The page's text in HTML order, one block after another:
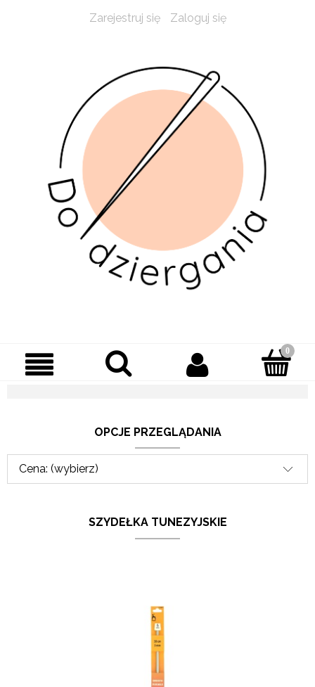
Zarejestruj się Zaloguj się
OPCJE PRZEGLĄDANIA
Cena: (wybierz)
SZYDEŁKA TUNEZYJSKIE